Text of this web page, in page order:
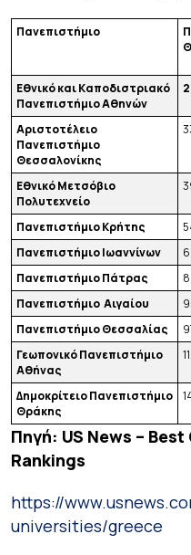
Πανεπιστήμιο
Εθνικό και Καποδιστριακό
Πανεπιστήμιο Αθηνών
2
Αριστοτέλειο
Πανεπιστήμιο
Θεσσαλονίκης
Εθνικό Μετσόβιο
Πολυτεχνείο
Πανεπιστήμιο Κρήτης
Πανεπιστήμιο Ιωαννίνων
Πανεπιστήμιο Πάτρας
Πανεπιστήμιο Αιγαίου
Πανεπιστήμιο Θεσσαλίας
Γεωπονικό Πανεπιστήμιο
Αθήνας
Δημοκρίτειο Πανεπιστήμιο
Θράκης
Πηγή: US News –
Rankings
https://
universities/greece